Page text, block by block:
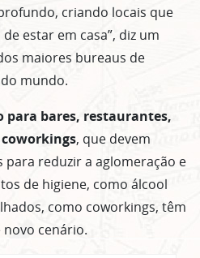
criando locais que
estar em casa”, diz um
maiores bureaus de
mundo.
para bares, restaurantes,
, que devem
para reduzir a aglomeração e
de higiene, como álcool
como coworkings, têm
cenário.